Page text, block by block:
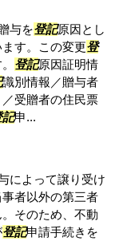
与を登記原因とし
す。この変更登
登記原因証明情
識別情報／贈与者
受贈者の住民票
記申...
によって譲り受け
者以外の第三者
そのため、不動
登記申請手続きを